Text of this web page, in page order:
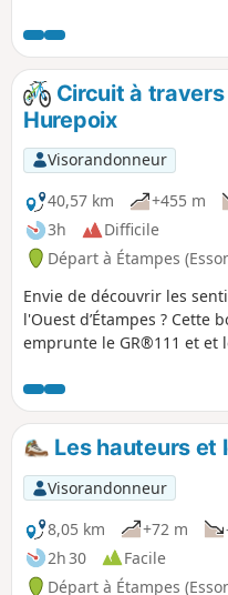
Circuit à
Hurepoix
Visorandonneur
40,57 km
+455 m
3h
Difficile
Départ à Étampes
Envie de découvrir les
l'Ouest d’Étampes ? Cette
emprunte le GR®111 et et
Découverte des coteaux de
Chalouette, ensuite
de La-Forêt-le-Roi où l'on
vallée de la Renarde, puis
plateau d'Etréchy. Un
avec de superbes côtes et
superbes descentes,
dans la région.
Les hauteurs et
Visorandonneur
8,05 km
+72 m
2h 30
Facile
Départ à Étampes